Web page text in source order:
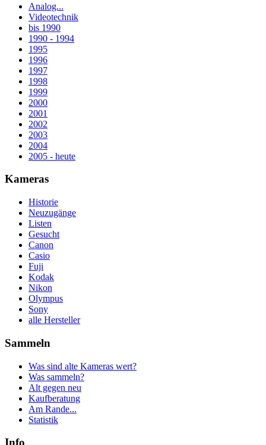
Analog...
Videotechnik
bis 1990
1990 - 1994
1995
1996
1997
1998
1999
2000
2001
2002
2003
2004
2005 - heute
Kameras
Historie
Neuzugänge
Listen
Gesucht
Canon
Casio
Fuji
Kodak
Nikon
Olympus
Sony
alle Hersteller
Sammeln
Was sind alte Kameras wert?
Was sammeln?
Alt gegen neu
Kaufberatung
Am Rande...
Statistik
Info